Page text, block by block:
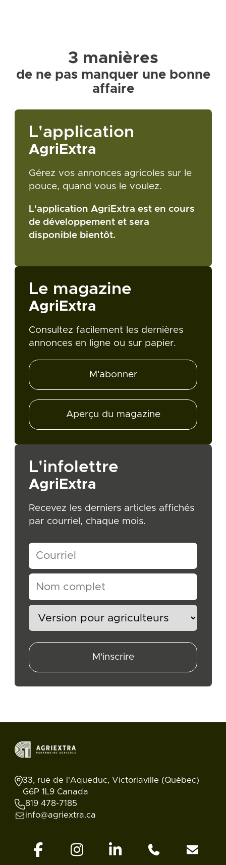
3 manières
de ne pas manquer une bonne
affaire
L'application
AgriExtra
Gérez vos annonces agricoles sur le
pouce, quand vous le voulez.
L'application AgriExtra est en cours
de développement et sera
disponible bientôt.
Le magazine
AgriExtra
Consultez facilement les dernières
annonces en ligne ou sur papier.
M'abonner
Aperçu du magazine
L'infolettre
AgriExtra
Recevez les derniers articles affichés
par courriel, chaque mois.
M'inscrire
33, rue de l'Aqueduc, Victoriaville (Québec)
G6P 1L9 Canada
819 478-7185
info@agriextra.ca